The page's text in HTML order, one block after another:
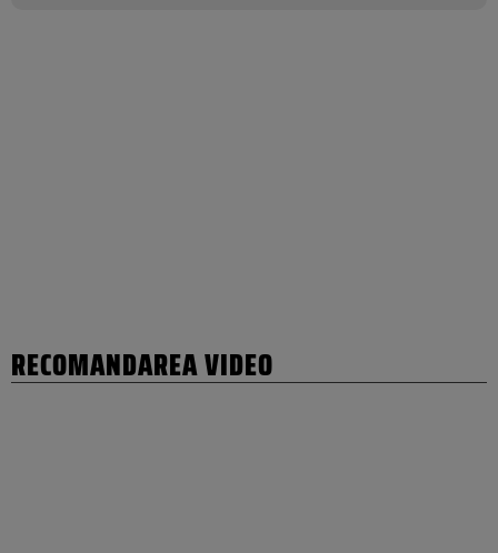
RECOMANDAREA VIDEO